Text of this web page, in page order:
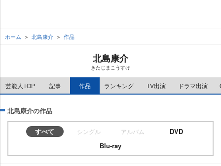
ホーム 北島康介 作品
北島康介
きたじまこうすけ
芸能人TOP 記事 作品 ランキング TV出演 ドラマ出演
北島康介の作品
すべて シングル アルバム
DVD
Blu-ray